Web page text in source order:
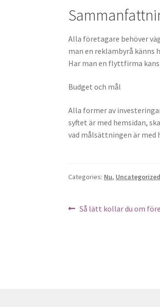
Alla företagare behöver
man en reklambyrå känns
Har man en flyttfirma
Budget och mål
Alla former av
syftet är med hemsidan,
vad målsättningen är med
Categories: Nu, Uncategorized
Post
Previous
Så lätt kollar du om